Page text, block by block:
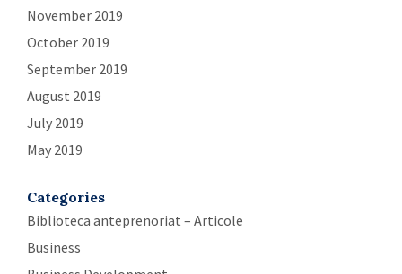
November 2019
October 2019
September 2019
August 2019
July 2019
May 2019
Categories
Biblioteca anteprenoriat – Articole
Business